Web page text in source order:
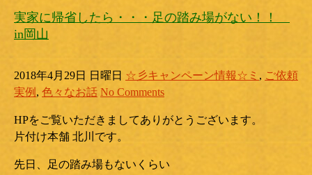
実家に帰省したら・・・足の踏み場がない！！
in岡山
2018年4月29日 日曜日 ☆彡キャンペーン情報☆ミ , ご依頼
実例 , 色々なお話 No Comments
HPをご覧いただきましてありがとうございます。
片付け本舗 北川です。
先日、足の踏み場もないくらい